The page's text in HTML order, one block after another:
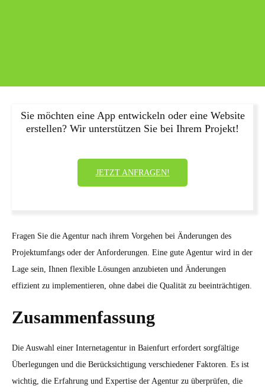
Sie möchten eine App entwickeln oder eine Website
erstellen? Wir unterstützen Sie bei Ihrem Projekt!
JETZT ANFRAGEN!
Fragen Sie die Agentur nach ihrem Vorgehen bei Änderungen des
Projektumfangs oder der Anforderungen. Eine gute Agentur wird in der
Lage sein, Ihnen flexible Lösungen anzubieten und Änderungen
effizient zu implementieren, ohne dabei die Qualität zu beeinträchtigen.
Zusammenfassung
Die Auswahl einer Internetagentur in Baienfurt erfordert sorgfältige
Überlegungen und die Berücksichtigung verschiedener Faktoren. Es ist
wichtig, die Erfahrung und Expertise der Agentur zu überprüfen, die